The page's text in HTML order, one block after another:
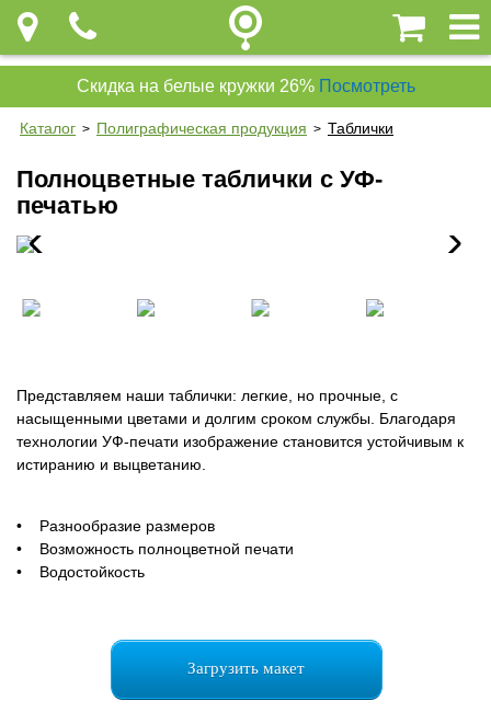
Скидка на белые кружки 26% Посмотреть
Каталог > Полиграфическая продукция > Таблички
Полноцветные таблички с УФ-
печатью
Представляем наши таблички: легкие, но прочные, с
насыщенными цветами и долгим сроком службы. Благодаря
технологии УФ-печати изображение становится устойчивым к
истиранию и выцветанию.
• Разнообразие размеров
• Возможность полноцветной печати
• Водостойкость
Загрузить макет